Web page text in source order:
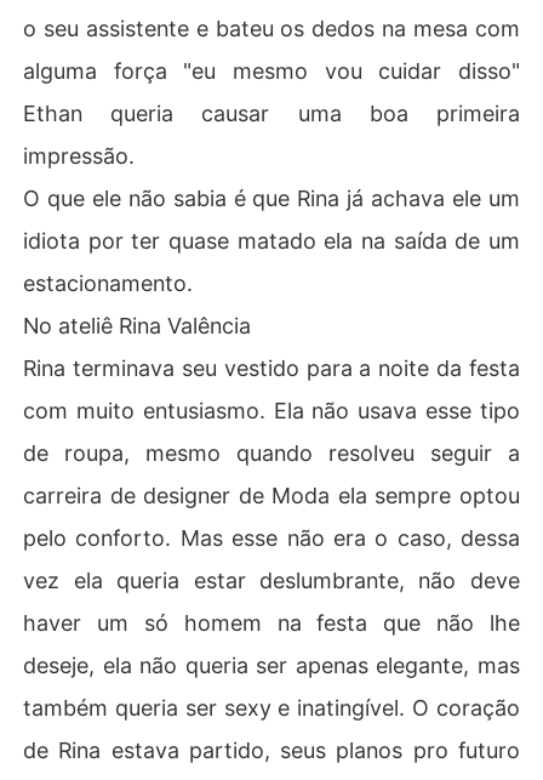
o seu assistente e bateu os dedos na mesa com
alguma força "eu mesmo vou cuidar disso"
Ethan queria causar uma boa primeira
impressão.
O que ele não sabia é que Rina já achava ele um
idiota por ter quase matado ela na saída de um
estacionamento.
No ateliê Rina Valência
Rina terminava seu vestido para a noite da festa
com muito entusiasmo. Ela não usava esse tipo
de roupa, mesmo quando resolveu seguir a
carreira de designer de Moda ela sempre optou
pelo conforto. Mas esse não era o caso, dessa
vez ela queria estar deslumbrante, não deve
haver um só homem na festa que não lhe
deseje, ela não queria ser apenas elegante, mas
também queria ser sexy e inatingível. O coração
de Rina estava partido, seus planos pro futuro